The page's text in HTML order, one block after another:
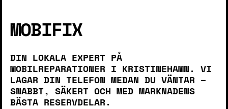
MOBIFIX
DIN LOKALA EXPERT PÅ
MOBILREPARATIONER I KRISTINEHAMN. VI
LAGAR DIN TELEFON MEDAN DU VÄNTAR –
SNABBT, SÄKERT OCH MED MARKNADENS
BÄSTA RESERVDELAR.